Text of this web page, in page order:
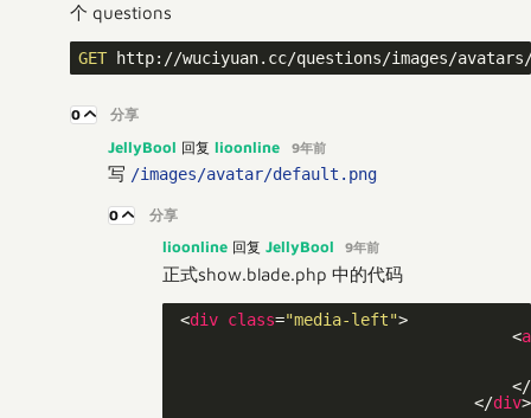
个 questions
GET http://wuciyuan.cc/questions/images/
0 分享
JellyBool 回复 lioonline 9年前
写 /images/avatar/default.png
0 分享
lioonline 回复 JellyBool 9年前
正式show.blade.php 中的代码
<div class="media-left">
<a
</
</div>